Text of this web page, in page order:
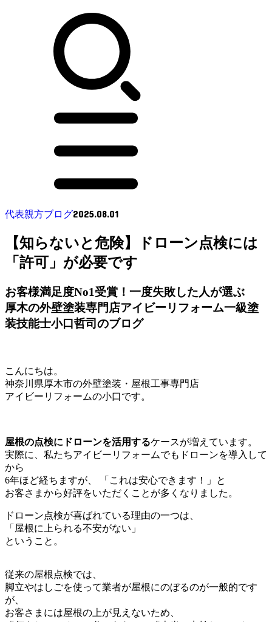
代表親方ブログ2025.08.01
【知らないと危険】ドローン点検には
「許可」が必要です
お客様満足度No1受賞！一度失敗した人が選ぶ
厚木の外壁塗装専門店アイビーリフォーム一級塗
装技能士小口哲司のブログ
こんにちは。
神奈川県厚木市の外壁塗装・屋根工事専門店
アイビーリフォームの小口です。
屋根の点検にドローンを活用するケースが増えています。
実際に、私たちアイビーリフォームでもドローンを導入して
から
6年ほど経ちますが、 「これは安心できます！」と
お客さまから好評をいただくことが多くなりました。
ドローン点検が喜ばれている理由の一つは、
「屋根に上られる不安がない」
ということ。
従来の屋根点検では、
脚立やはしごを使って業者が屋根にのぼるのが一般的です
が、
お客さまには屋根の上が見えないため、